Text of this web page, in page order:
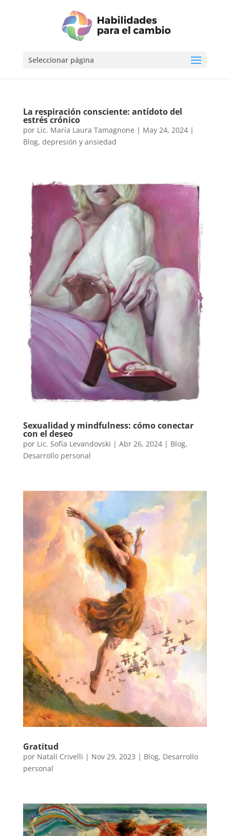
Seleccionar página
La respiración consciente: antídoto del
estrés crónico
por Lic. María Laura Tamagnone | May 24, 2024|
Blog, depresión y ansiedad
Sexualidad y mindfulness: cómo conectar
con el deseo
por Lic. Sofía Levandovski | Abr 26, 2024| Blog,
Desarrollo personal
Gratitud
por Natalí Crivelli | Nov 29, 2023 | Blog, Desarrollo
personal